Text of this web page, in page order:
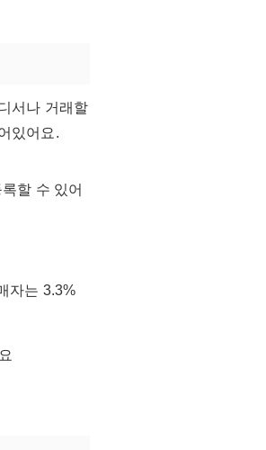
서나 거래할
있어요.
할 수 있어
자는 3.3%